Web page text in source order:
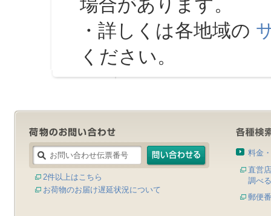
場合があります。
・詳しくは各地域の
ください。
2件以上はこちら
お荷物のお届け遅延状況について
料金
直営
調べる
郵便